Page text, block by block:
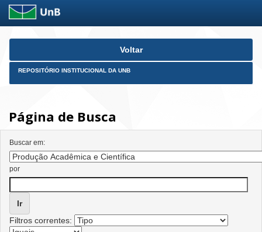
Skip
Voltar
REPOSITÓRIO INSTITUCIONAL DA UNB
Página de Busca
Buscar em:
por
Filtros correntes: